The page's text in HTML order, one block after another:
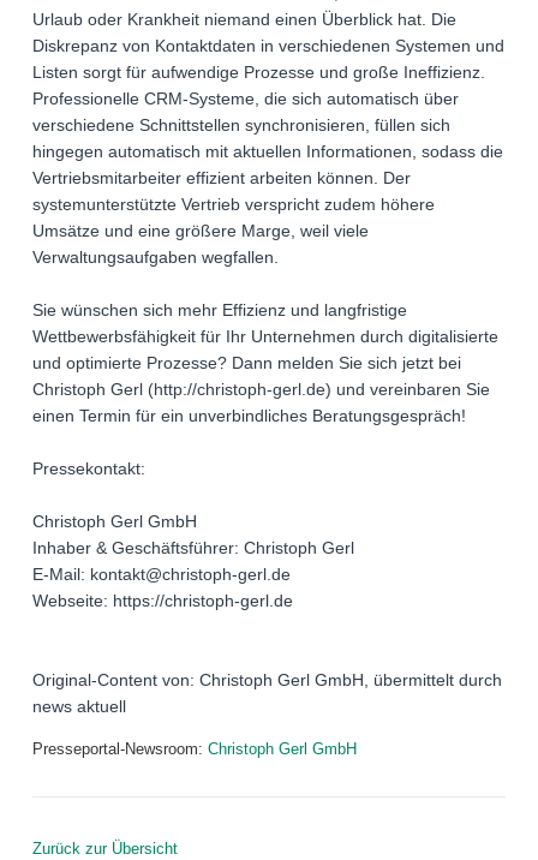
Urlaub oder Krankheit niemand einen Überblick hat. Die
Diskrepanz von Kontaktdaten in verschiedenen Systemen und
Listen sorgt für aufwendige Prozesse und große Ineffizienz.
Professionelle CRM-Systeme, die sich automatisch über
verschiedene Schnittstellen synchronisieren, füllen sich
hingegen automatisch mit aktuellen Informationen, sodass die
Vertriebsmitarbeiter effizient arbeiten können. Der
systemunterstützte Vertrieb verspricht zudem höhere
Umsätze und eine größere Marge, weil viele
Verwaltungsaufgaben wegfallen.
Sie wünschen sich mehr Effizienz und langfristige
Wettbewerbsfähigkeit für Ihr Unternehmen durch digitalisierte
und optimierte Prozesse? Dann melden Sie sich jetzt bei
Christoph Gerl (http://christoph-gerl.de) und vereinbaren Sie
einen Termin für ein unverbindliches Beratungsgespräch!
Pressekontakt:
Christoph Gerl GmbH
Inhaber & Geschäftsführer: Christoph Gerl
E-Mail: kontakt@christoph-gerl.de
Webseite: https://christoph-gerl.de
Original-Content von: Christoph Gerl GmbH, übermittelt durch
news aktuell
Presseportal-Newsroom: Christoph Gerl GmbH
Zurück zur Übersicht